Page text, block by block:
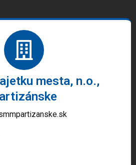
mesta, n.o.,